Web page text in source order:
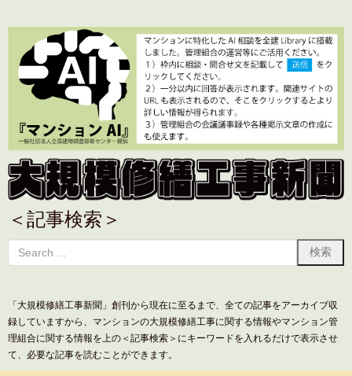
＜記事検索＞
「大規模修繕工事新聞」創刊から現在に至るまで、全ての記事をアーカイブ収
録していますから、マンションの大規模修繕工事に関する情報やマンション管
理組合に関する情報を上の＜記事検索＞にキーワードを入れるだけで表示させ
て、必要な記事を読むことができます。